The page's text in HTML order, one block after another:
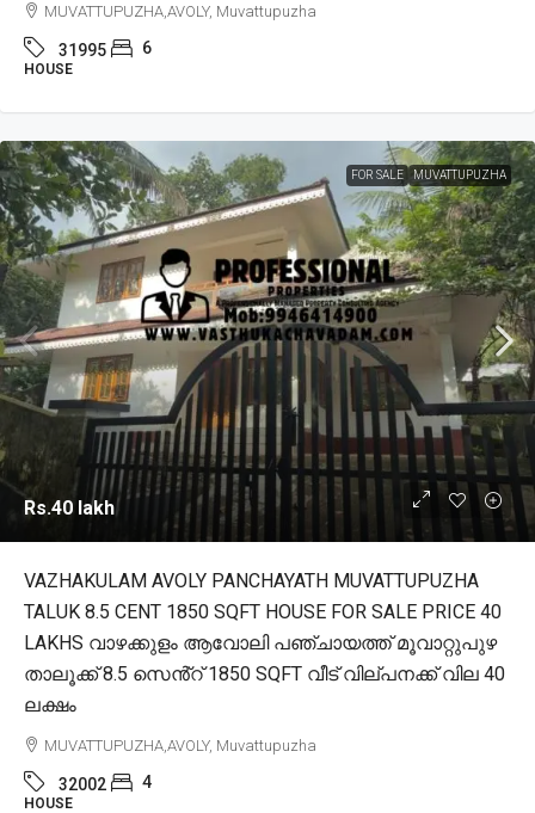
MUVATTUPUZHA,AVOLY, Muvattupuzha
31995 6
HOUSE
FOR SALE MUVATTUPUZHA
Rs.40 lakh
VAZHAKULAM AVOLY PANCHAYATH MUVATTUPUZHA
TALUK 8.5 CENT 1850 SQFT HOUSE FOR SALE PRICE 40
LAKHS വാഴക്കുളം ആവോലി പഞ്ചായത്ത് മൂവാറ്റുപുഴ
താലൂക്ക് 8.5 സെൻ്റ് 1850 SQFT വീട് വില്പനക്ക് വില 40
ലക്ഷം
MUVATTUPUZHA,AVOLY, Muvattupuzha
32002 4
HOUSE